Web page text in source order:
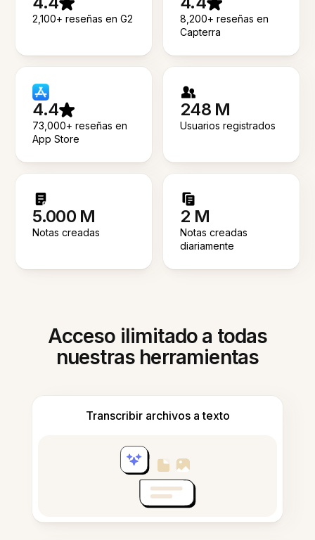
2,100+ reseñas en G2
8,200+ reseñas en
Capterra
4.4
73,000+ reseñas en
App Store
248 M
Usuarios registrados
5.000 M
Notas creadas
2 M
Notas creadas
diariamente
Acceso ilimitado a todas
nuestras herramientas
Transcribir archivos a texto